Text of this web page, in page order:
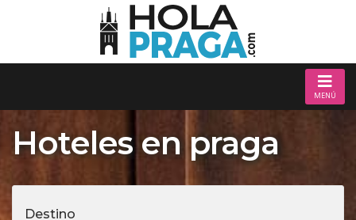
MENÚ
Hoteles en praga
Destino